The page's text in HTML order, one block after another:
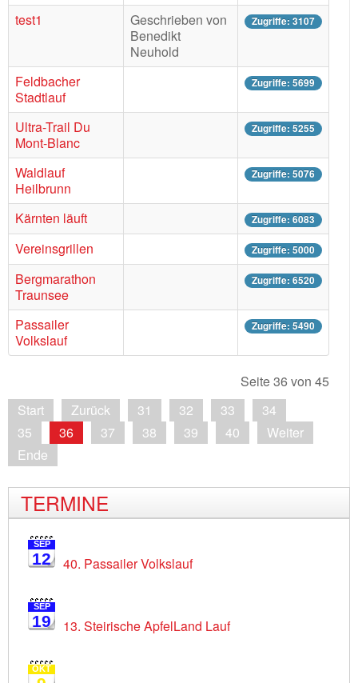
test1
Geschrieben von
Benedikt
Neuhold
Zugriffe: 3107
Feldbacher
Stadtlauf
Zugriffe: 5699
Ultra-Trail Du
Mont-Blanc
Zugriffe: 5255
Waldlauf
Heilbrunn
Zugriffe: 5076
Kärnten läuft Zugriffe: 6083
Vereinsgrillen Zugriffe: 5000
Bergmarathon
Traunsee
Zugriffe: 6520
Passailer
Volkslauf
Zugriffe: 5490
Seite 36 von 45
Start
Zurück 31 32 33
34
35
36 37 38 39 40
Weiter
Ende
TERMINE
SEP
12 40. Passailer Volkslauf
SEP
19 13. Steirische ApfelLand Lauf
OKT